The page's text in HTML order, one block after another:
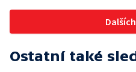
Ostatní také